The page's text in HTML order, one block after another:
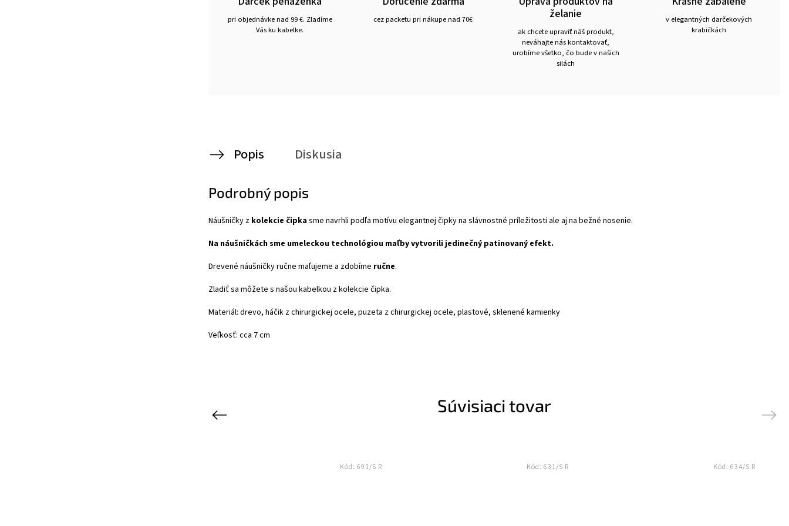
pri objednávke nad 99 €. Zladíme
Vás ku kabelke.
cez packetu pri nákupe nad 70€
želanie
ak chcete upraviť náš produkt,
neváhajte nás kontaktovať,
urobíme všetko, čo bude v našich
silách
v elegantných darčekových
krabičkách
Popis Diskusia
Podrobný popis
Náušničky z kolekcie čipkasme navrhli podľa motívu elegantnej čipky na slávnostné príležitosti ale aj na bežné nosenie.
Na náušničkách sme umeleckou technológiou maľby vytvorili jedinečný patinovaný efekt.
Drevené náušničky ručne maľujeme a zdobíme ručne.
Zladiť sa môžete s našou kabelkou z kolekcie čipka.
Materiál: drevo, háčik z chirurgickej ocele, puzeta z chirurgickej ocele, plastové, sklenené kamienky
Veľkosť: cca 7 cm
Súvisiaci tovar
Previous
Kód: 691/S R Kód: 631/S R Kód: 634/S R
Next